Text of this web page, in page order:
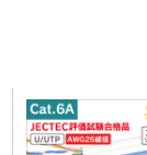
スピーディーに加
ます。 適合導体
径:AWG26単線